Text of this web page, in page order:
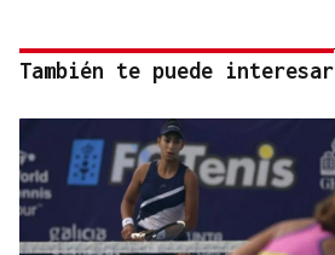
También te puede interesar